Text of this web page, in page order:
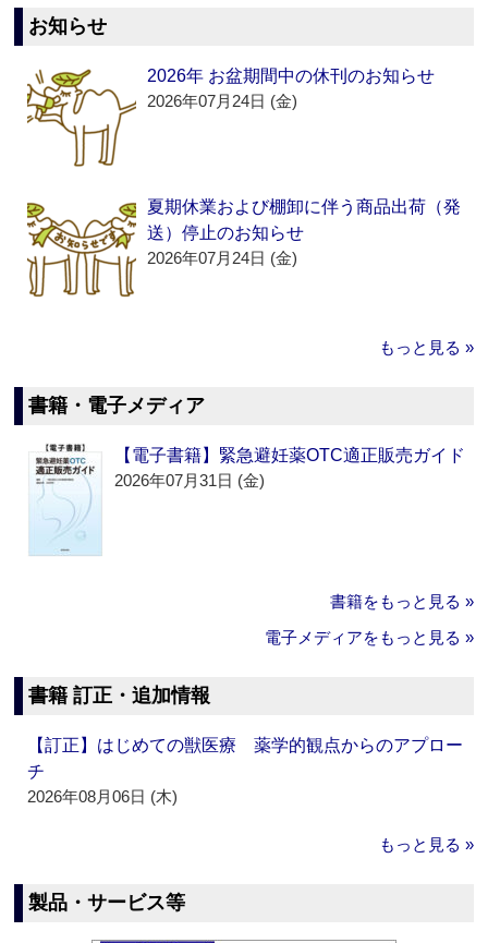
お知らせ
2026年 お盆期間中の休刊のお知らせ
2026年07月24日 (金)
夏期休業および棚卸に伴う商品出荷（発
送）停止のお知らせ
2026年07月24日 (金)
もっと見る »
書籍・電子メディア
【電子書籍】緊急避妊薬OTC適正販売ガイド
2026年07月31日 (金)
書籍をもっと見る »
電子メディアをもっと見る »
書籍 訂正・追加情報
【訂正】はじめての獣医療 薬学的観点からのアプロー
チ
2026年08月06日 (木)
もっと見る »
製品・サービス等